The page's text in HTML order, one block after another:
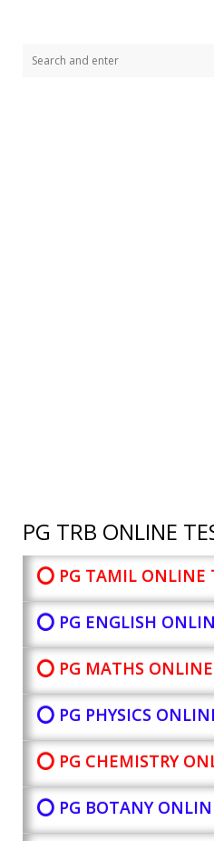
PG TRB ONLINE
⭕ PG TAMIL ONLINE
⭕ PG ENGLISH
⭕ PG MATHS
⭕ PG PHYSICS
⭕ PG CHEMISTRY
⭕ PG BOTANY